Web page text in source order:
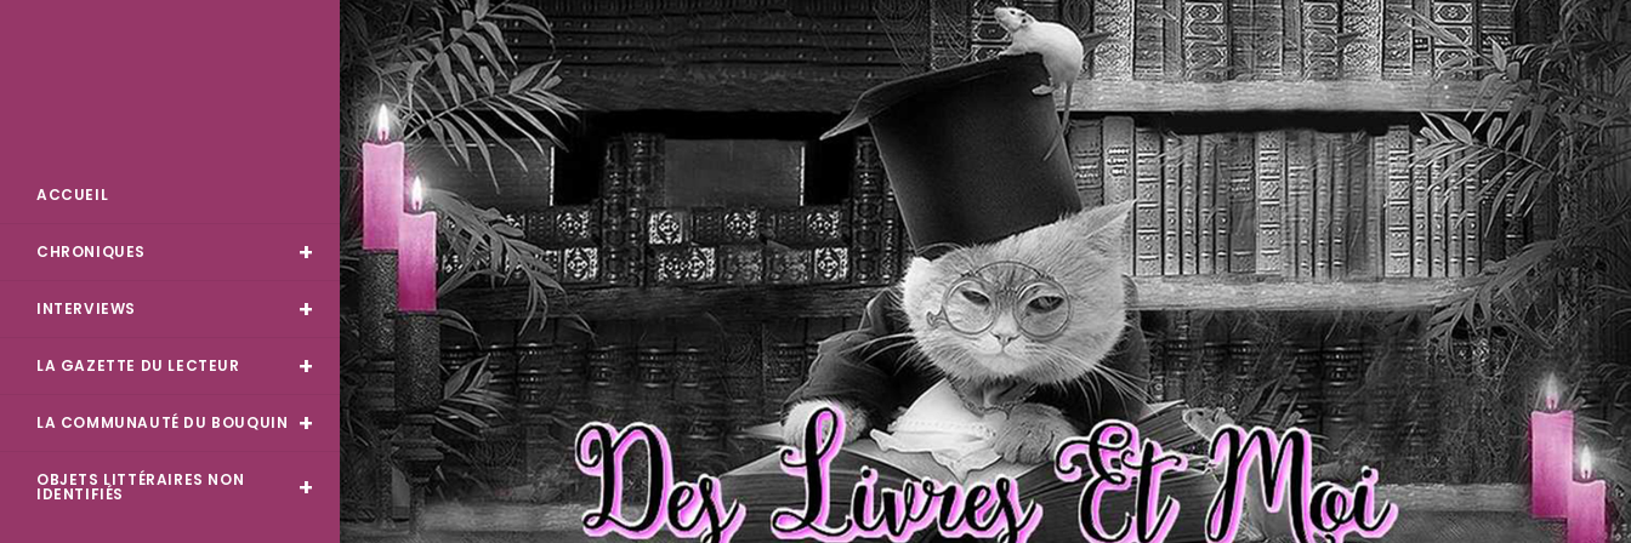
Skip
to
content
ACCUEIL
CHRONIQUES
INTERVIEWS
LA GAZETTE DU LECTEUR
LA COMMUNAUTÉ DU BOUQUIN
OBJETS LITTÉRAIRES NON
IDENTIFIÉS